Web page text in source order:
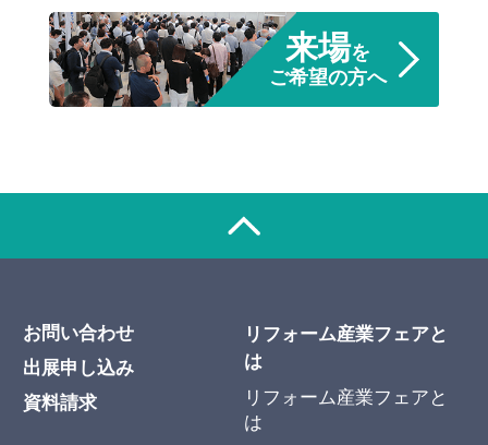
来場を
ご希望の方へ
お問い合わせ
出展申し込み
資料請求
リフォーム産業フェアと
は
リフォーム産業フェアと
は